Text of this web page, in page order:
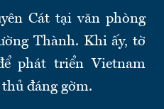
Cát tại văn phòng
Thành. Khi ấy, tờ
phát triển Vietnam
đáng gờm.